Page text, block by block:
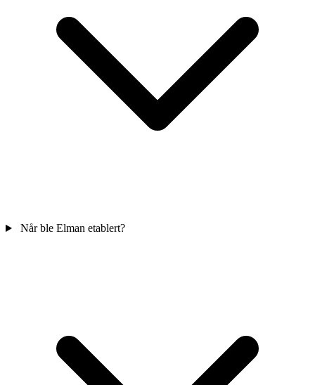
Når ble Elman etablert?